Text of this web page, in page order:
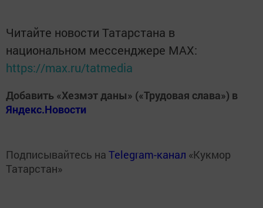
Читайте новости Татарстана в
национальном мессенджере MАХ:
https://max.ru/tatmedia
Добавить «Хезмэт даны» («Трудовая слава») в
Яндекс.Новости
Подписывайтесь на Telegram-канал «Кукмор
Татарстан»